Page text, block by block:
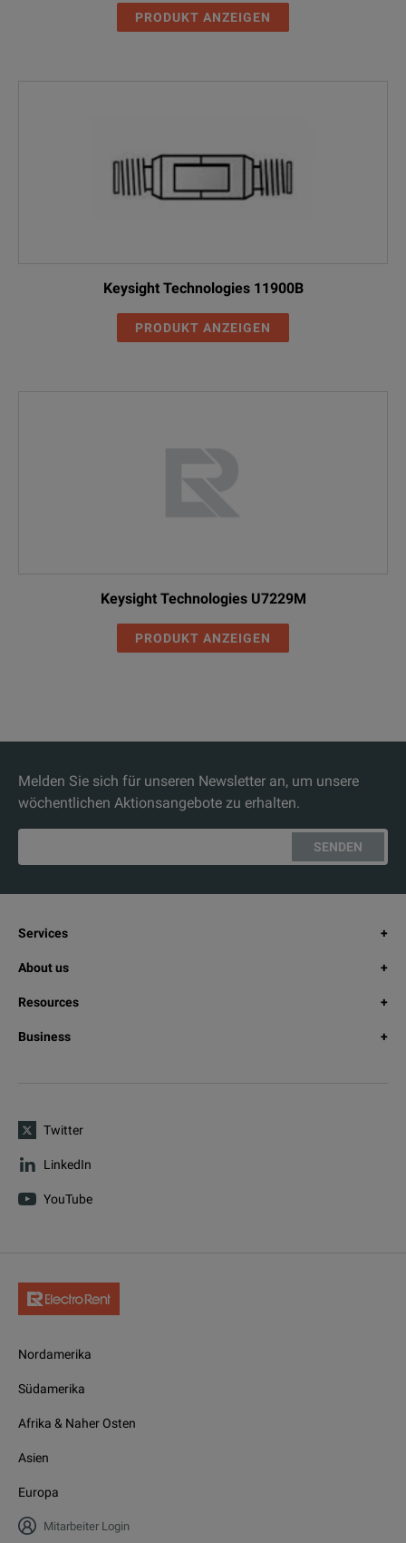
PRODUKT ANZEIGEN
Keysight Technologies 11900B
PRODUKT ANZEIGEN
Keysight Technologies U7229M
PRODUKT ANZEIGEN
Melden Sie sich für unseren Newsletter an, um unsere
wöchentlichen Aktionsangebote zu erhalten.
SENDEN
Services
About us
Resources
Business
Twitter
LinkedIn
YouTube
Nordamerika
Südamerika
Afrika & Naher Osten
Asien
Europa
Mitarbeiter Login